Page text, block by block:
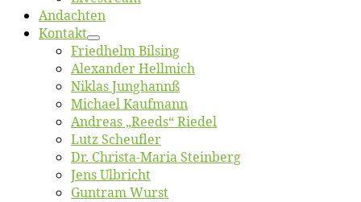
An­dach­ten
Kon­takt
Fried­helm Bilsing
Alex­an­der Hellmich
Ni­klas Junghannß
Mi­cha­el Kaufmann
An­dre­as „Reeds“ Riedel
Lutz Scheuf­ler
Dr. Chris­­ta-Ma­ria Steinberg
Jens Ulb­richt
Gun­tram Wurst